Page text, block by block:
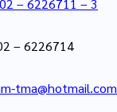
02 – 6226711 – 3
– 6226714
tma@hotmail.com